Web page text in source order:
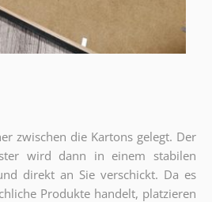
zwischen die Kartons gelegt. Der
wird dann in einem stabilen
direkt an Sie verschickt. Da es
Produkte handelt, platzieren